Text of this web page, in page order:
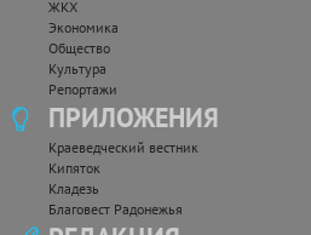
ЖКХ
Экономика
Общество
Культура
Репортажи
ПРИЛОЖЕНИЯ
Краеведческий вестник
Кипяток
Кладезь
Благовест Радонежья